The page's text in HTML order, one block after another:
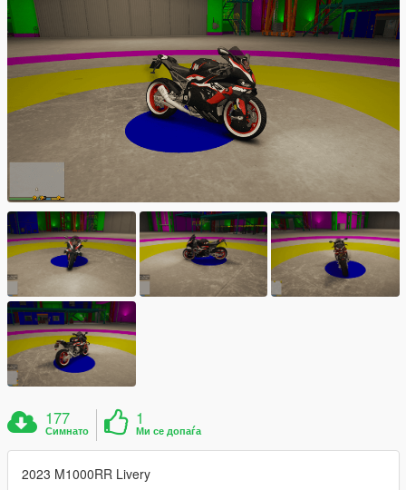
177
Симнато
1
Ми се допаѓа
2023 M1000RR Livery